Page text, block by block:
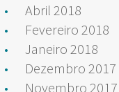
Abril 2018
Fevereiro 2018
Janeiro 2018
Dezembro 2017
Novembro 2017